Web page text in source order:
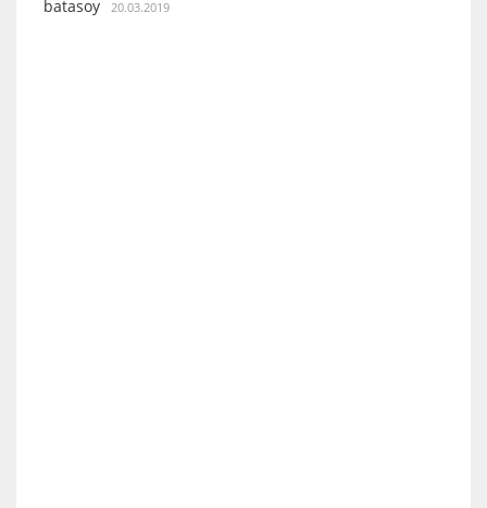
batasoy 20.03.2019